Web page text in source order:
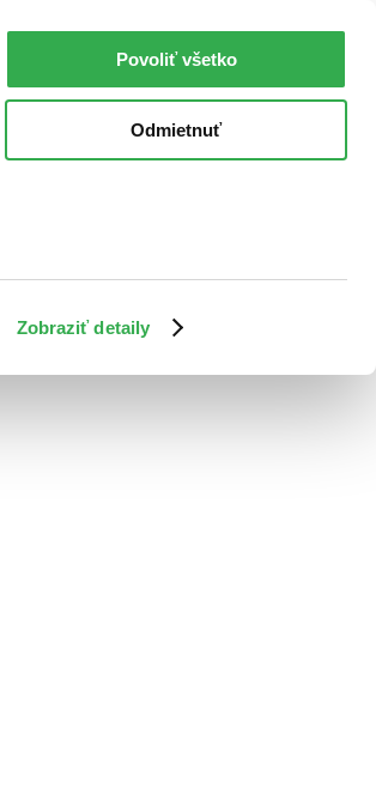
Zobraziť detaily
Povoliť všetko
Odmietnuť